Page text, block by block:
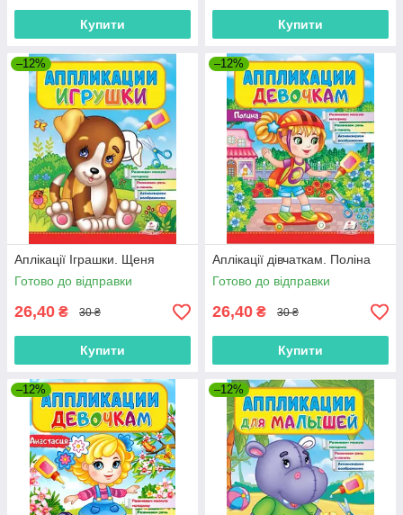
Купити Купити
–12%
Аплікації Іграшки. Щеня
Готово до відправки
26,40 ₴ 30 ₴
Купити
–12%
Аплікації дівчаткам. Поліна
Готово до відправки
26,40 ₴ 30 ₴
Купити
–12% –12%